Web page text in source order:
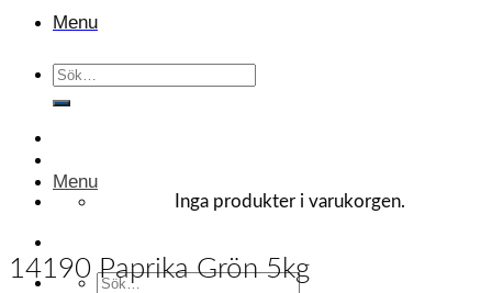
Menu
Sök
Inga produkter i varukorgen.
Sök
Menu
14190 Paprika Grön 5kg